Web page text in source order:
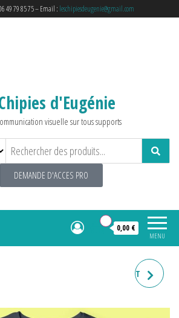
49 79 85 75 – Email : leschipiesdeugenie@gmail.com
d'Eugénie
visuelle sur tous supports
DEMANDE D'ACCES PRO
MENU
0,00 €
PAS T-SHIRT HOMME "LE PETIT